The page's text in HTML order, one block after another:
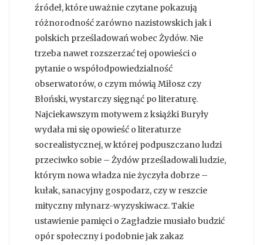
źródeł, które uważnie czytane pokazują
różnorodność zarówno nazistowskich jak i
polskich prześladowań wobec Żydów. Nie
trzeba nawet rozszerzać tej opowieści o
pytanie o współodpowiedzialność
obserwatorów, o czym mówią Miłosz czy
Błoński, wystarczy sięgnąć po literaturę.
Najciekawszym motywem z książki Buryły
wydała mi się opowieść o literaturze
socrealistycznej, w której podpuszczano ludzi
przeciwko sobie – Żydów prześladowali ludzie,
którym nowa władza nie życzyła dobrze –
kułak, sanacyjny gospodarz, czy w reszcie
mityczny młynarz-wyzyskiwacz. Takie
ustawienie pamięci o Zagładzie musiało budzić
opór społeczny i podobnie jak zakaz